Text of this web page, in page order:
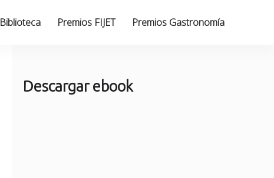
Biblioteca Premios FIJET Premios Gastronomía
Descargar ebook